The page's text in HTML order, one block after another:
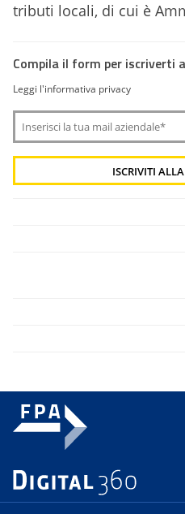
tributi locali, di cui è
Compila il form per iscriverti
Leggi l'informativa privacy